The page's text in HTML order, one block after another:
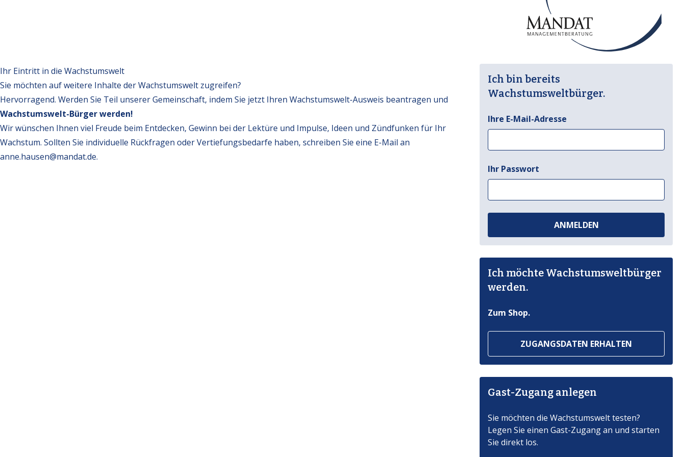
Ihr Eintritt in die Wachstumswelt
Sie möchten auf weitere Inhalte der Wachstumswelt zugreifen?
Hervorragend. Werden Sie Teil unserer Gemeinschaft, indem Sie jetzt Ihren Wachstumswelt-Ausweis beantragen und
Wachstumswelt-Bürger werden!
Wir wünschen Ihnen viel Freude beim Entdecken, Gewinn bei der Lektüre und Impulse, Ideen und Zündfunken für Ihr
Wachstum. Sollten Sie individuelle Rückfragen oder Vertiefungsbedarfe haben, schreiben Sie eine E-Mail an
anne.hausen@mandat.de.
Ich bin bereits
Wachstumsweltbürger.
Ihre E-Mail-Adresse
Ihr Passwort
ANMELDEN
Ich möchte Wachstumsweltbürger
werden.
Zum Shop.
ZUGANGSDATEN ERHALTEN
Gast-Zugang anlegen
Sie möchten die Wachstumswelt testen?
Legen Sie einen Gast-Zugang an und starten
Sie direkt los.